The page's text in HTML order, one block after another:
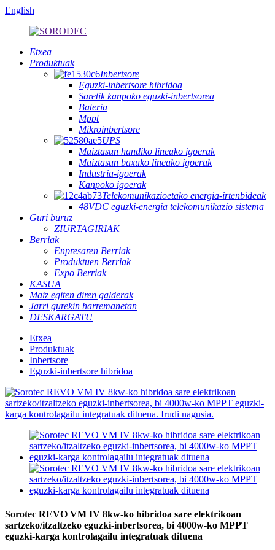
English
Etxea
Produktuak
Inbertsore
Eguzki-inbertsore hibridoa
Saretik kanpoko eguzki-inbertsorea
Bateria
Mppt
Mikroinbertsore
UPS
Maiztasun handiko lineako igoerak
Maiztasun baxuko lineako igoerak
Industria-igoerak
Kanpoko igoerak
Telekomunikazioetako energia-irtenbideak
48VDC eguzki-energia telekomunikazio sistema
Guri buruz
ZIURTAGIRIAK
Berriak
Enpresaren Berriak
Produktuen Berriak
Expo Berriak
KASUA
Maiz egiten diren galderak
Jarri gurekin harremanetan
DESKARGATU
Etxea
Produktuak
Inbertsore
Eguzki-inbertsore hibridoa
Sorotec REVO VM IV 8kw-ko hibridoa sare elektrikoan
sartzeko/itzaltzeko eguzki-inbertsorea, bi 4000w-ko MPPT
eguzki-karga kontrolagailu integratuak dituena